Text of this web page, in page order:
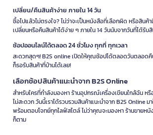
เปลี่ยน/คืนสินค้าง่าย ภายใน 14 วัน
ซื้อไปแล้วไม่ตรงใจ? ไม่ว่าจะเป็นหนังสือที่เลือกผิด หรือสิน
เปลี่ยนหรือคืนสินค้าได้ง่าย ๆ ภายใน 14 วันนับจากวันที่ได้รับ
ช้อปออนไลน์ได้ตลอด 24 ชั่วโมง ทุกที่ ทุกเวลา
สะดวกสุดๆ! B2S online เปิดให้คุณช้อปได้ตลอดวันตลอดคื
ก็รอรับสินค้าที่บ้านได้เลย!
เลือกช้อปสินค้าแนะนำจาก B2S Online
สำหรับใครที่กำลังมองหา ร้านอุปกรณ์เครื่องเขียนใกล้ฉัน หรื
ไม่สะดวก วันนี้เราได้รวบรวมสินค้าแนะนำจาก B2S Online
พร้อมตอบโจทย์ทุกไลฟ์สไตล์ ไม่ว่าคุณจะมองหา ร้านขายห
ก็ตาม